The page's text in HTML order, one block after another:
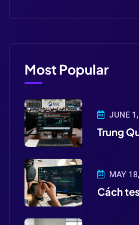
Most Popular
JUNE
Trung
MAY
Cách